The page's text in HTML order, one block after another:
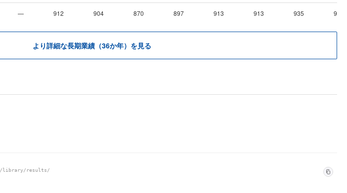
— 912 904 870 897 913 913 935 946
より詳細な長期業績（36か年）を見る
library/results/